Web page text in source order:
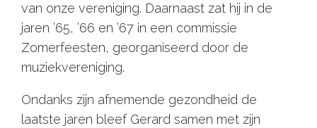
van onze vereniging. Daarnaast zat hij in de
jaren ’65, ’66 en ’67 in een commissie
Zomerfeesten, georganiseerd door de
muziekvereniging.
Ondanks zijn afnemende gezondheid de
laatste jaren bleef Gerard samen met zijn